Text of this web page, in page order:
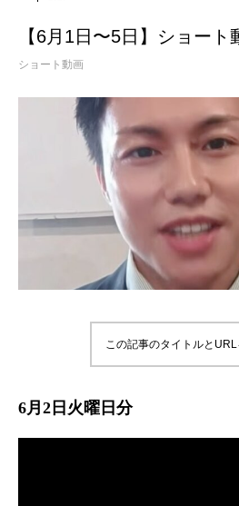
【6月1日〜5日】ショート
ショート動画
この記事のタイトルと
6月2日火曜日分